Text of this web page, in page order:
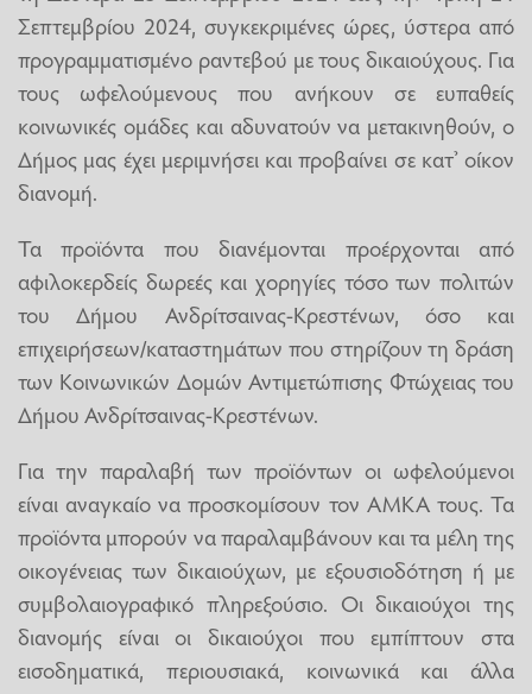
Σεπτεμβρίου 2024, συγκεκριμένες ώρες, ύστερα από
προγραμματισμένο ραντεβού με τους δικαιούχους. Για
τους ωφελούμενους που ανήκουν σε ευπαθείς
κοινωνικές ομάδες και αδυνατούν να μετακινηθούν, ο
Δήμος μας έχει μεριμνήσει και προβαίνει σε κατ’ οίκον
διανομή.
Τα προϊόντα που διανέμονται προέρχονται από
αφιλοκερδείς δωρεές και χορηγίες τόσο των πολιτών
του Δήμου Ανδρίτσαινας-Κρεστένων, όσο και
επιχειρήσεων/καταστημάτων που στηρίζουν τη δράση
των Κοινωνικών Δομών Αντιμετώπισης Φτώχειας του
Δήμου Ανδρίτσαινας-Κρεστένων.
Για την παραλαβή των προϊόντων οι ωφελούμενοι
είναι αναγκαίο να προσκομίσουν τον ΑΜΚΑ τους. Τα
προϊόντα μπορούν να παραλαμβάνουν και τα μέλη της
οικογένειας των δικαιούχων, με εξουσιοδότηση ή με
συμβολαιογραφικό πληρεξούσιο. Οι δικαιούχοι της
διανομής είναι οι δικαιούχοι που εμπίπτουν στα
εισοδηματικά, περιουσιακά, κοινωνικά και άλλα